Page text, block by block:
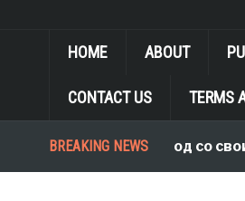
HOME ABOUT
CONTACT US TERMS
BREAKING NEWS
В чужой огород со своими